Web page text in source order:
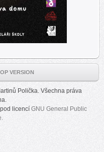
VERSION
Polička. Všechna práva
licencí GNU General Public